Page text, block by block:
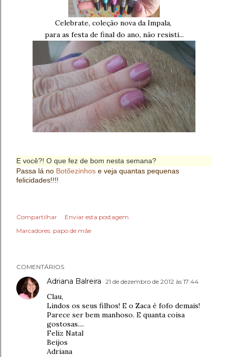
Celebrate, coleção nova da Impala,
para as festa de final do ano, não resisti...
E você?! O que fez de bom nesta semana?
Passa lá no Botõezinhos e veja quantas pequenas
felicidades!!!!
Compartilhar
Enviar esta postagem
Marcadores: papo de mãe
COMENTÁRIOS
Adriana Balreira 21 de dezembro de 2012 às 17:44
Clau,
Lindos os seus filhos! E o Zaca é fofo demais!
Parece ser bem manhoso. E quanta coisa
gostosas....
Feliz Natal
Beijos
Adriana